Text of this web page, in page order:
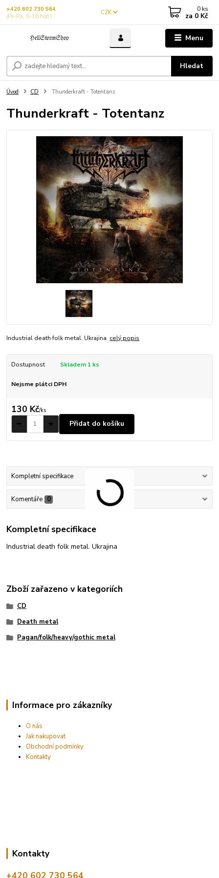
Menu
CZK
Hledat
+420 602 730 564
(Po-Pá, 8-16 hod.)
0 ks
za 0 Kč
Úvod CD Thunderkraft - Totentanz
Thunderkraft - Totentanz
Industrial death folk metal. Ukrajina celý popis
Dostupnost Skladem 1 ks
Nejsme plátci DPH
130 Kč/ks
Přidat do košíku
Kompletní specifikace
Komentáře 0
Kompletní specifikace
Industrial death folk metal. Ukrajina
Zboží zařazeno v kategoriích
CD
Death metal
Pagan/folk/heavy/gothic metal
Informace pro zákazníky
O nás
Jak nakupovat
Obchodní podmínky
Kontakty
Kontakty